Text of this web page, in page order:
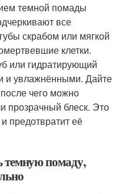
темной помады
все
скрабом или мягкой
клетки.
или гидратирующий
и увлажнёнными. Дайте
чего можно
прозрачный блеск. Это
предотвратит её
темную помаду,